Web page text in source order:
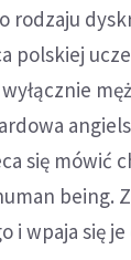
rodzaju
polskiej
się mówić
being.
i wpaja się